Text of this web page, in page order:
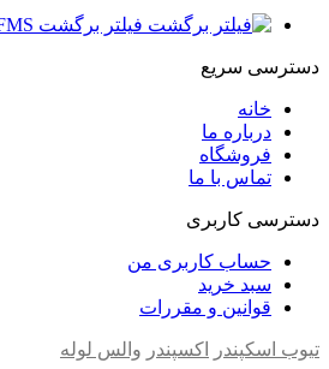
فیلتر برگشت FMS
دسترسی سریع
خانه
درباره ما
فروشگاه
تماس با ما
دسترسی کاربری
حساب کاربری من
سبد خرید
قوانین و مقررات
تیوب اسکپندر اکسپندر والس لوله